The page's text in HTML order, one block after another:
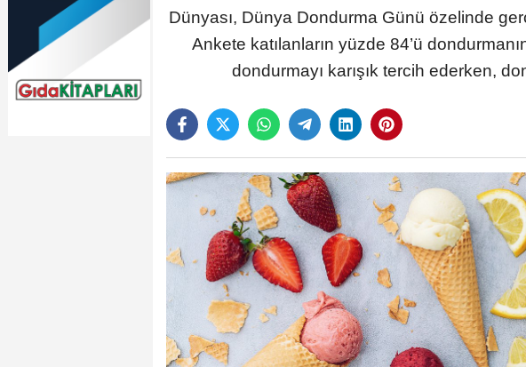
Dünyası, Dünya Dondurma Günü özelinde
Ankete katılanların yüzde 84’ü
dondurmayı karışık tercih ederken,